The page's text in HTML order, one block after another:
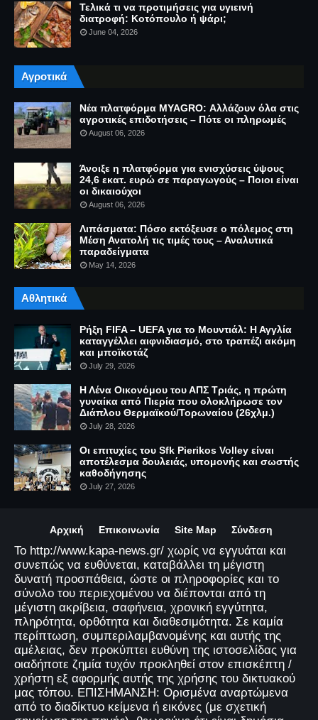
Τελικά τι να προτιμήσεις για υγιεινή
διατροφή: Κοτόπουλο ή ψάρι;
June 04, 2026
Αγροτικά
Νέα πλατφόρμα MYAGRO: Αλλάζουν όλα στις
αγροτικές επιδοτήσεις – Πότε οι πληρωμές
August 06, 2026
Άνοιξε η πλατφόρμα για ενισχύσεις ύψους
24,6 εκατ. ευρώ σε παραγωγούς – Ποιοι είναι
οι δικαιούχοι
August 06, 2026
Λιπάσματα: Πόσο εκτόξευσε ο πόλεμος στη
Μέση Ανατολή τις τιμές τους – Αναλυτικά
παραδείγματα
May 14, 2026
Αθλητικά
Ρήξη FIFA – UEFA για το Μουντιάλ: Η Αγγλία
καταγγέλλει αιφνιδιασμό, στο τραπέζι ακόμη
και μποϊκοτάζ
July 29, 2026
Η Λένα Οικονόμου του ΑΠΣ Τριάς, η πρώτη
γυναίκα από Πιερία που ολοκλήρωσε τον
Διάπλου Θερμαϊκού/Τορωναίου (26χλμ.)
July 28, 2026
Οι επιτυχίες του Sfk Pierikos Volley είναι
αποτέλεσμα δουλειάς, υπομονής και σωστής
καθοδήγησης
July 27, 2026
Αρχική Επικοινωνία Site Map Σύνδεση
Το http://www.kapa-news.gr/ χωρίς να εγγυάται και
συνεπώς να ευθύνεται, καταβάλλει τη μέγιστη
δυνατή προσπάθεια, ώστε οι πληροφορίες και το
σύνολο του περιεχομένου να διέπονται από τη
μέγιστη ακρίβεια, σαφήνεια, χρονική εγγύτητα,
πληρότητα, ορθότητα και διαθεσιμότητα. Σε καμία
περίπτωση, συμπεριλαμβανομένης και αυτής της
αμέλειας, δεν προκύπτει ευθύνη της ιστοσελίδας για
οιαδήποτε ζημία τυχόν προκληθεί στον επισκέπτη /
χρήστη εξ αφορμής αυτής της χρήσης του δικτυακού
μας τόπου. ΕΠΙΣΗΜΑΝΣΗ: Ορισμένα αναρτώμενα
από το διαδίκτυο κείμενα ή εικόνες (με σχετική